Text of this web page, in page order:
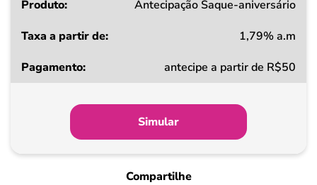
Produto
a
Pagamento
Antecipação Saque-aniversário
1,79% a.m
antecipe a partir de R$50
Simular
Compartilhe